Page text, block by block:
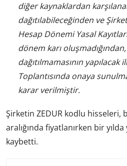
diğer kaynaklardan
dağıtılabileceğinden ve
Hesap Dönemi Yasal
dönem karı
dağıtılmamasının yapılacak
Toplantısında onaya
karar verilmiştir.
Şirketin ZEDUR kodlu hisseleri,
aralığında fiyatlanırken bir
kaybetti.